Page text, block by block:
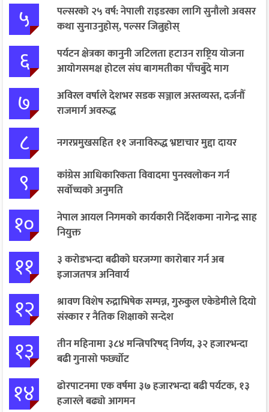
५
पल्सरको २५ वर्ष: नेपाली राइडरका लागि सुनौलो अवसर
कथा सुनाउनुहोस्, पल्सर जित्नुहोस्
६
पर्यटन क्षेत्रका कानुनी जटिलता हटाउन राष्ट्रिय योजना
आयोगसमक्ष होटल संघ बागमतीका पाँचबुँदे माग
७
अविरल वर्षाले देशभर सडक सञ्जाल अस्तव्यस्त, दर्जनौँ
राजमार्ग अवरुद्ध
८ नगरप्रमुखसहित ११ जनाविरुद्ध भ्रष्टाचार मुद्दा दायर
९
कांग्रेस आधिकारिकता विवादमा पुनरवलोकन गर्न
सर्वोच्चको अनुमति
१०
नेपाल आयल निगमको कार्यकारी निर्देशकमा नागेन्द्र साह
नियुक्त
११
३ करोडभन्दा बढीको घरजग्गा कारोबार गर्न अब
इजाजतपत्र अनिवार्य
१२
श्रावण विशेष रुद्राभिषेक सम्पन्न, गुरुकुल एकेडेमीले दियो
संस्कार र नैतिक शिक्षाको सन्देश
१३
तीन महिनामा ३८४ मन्त्रिपरिषद् निर्णय, ३२ हजारभन्दा
बढी गुनासो फर्छ्योट
१४
ढोरपाटनमा एक वर्षमा ३७ हजारभन्दा बढी पर्यटक, १३
हजारले बढ्यो आगमन